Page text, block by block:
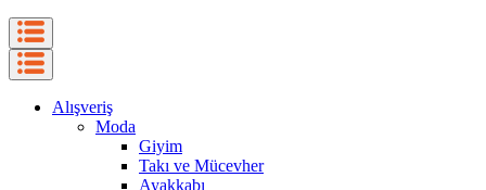
Alışveriş
Moda
Giyim
Takı ve Mücevher
Ayakkabı